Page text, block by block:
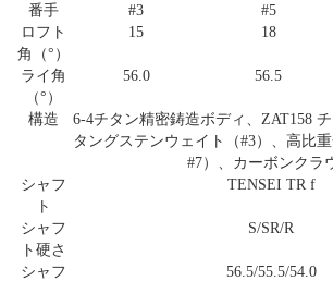
番手 #3 #5
ロフト
角（°）
15 18
ライ角
（°）
56.0 56.5
構造
6-4チタン精密鋳造ボディ、ZAT158
タングステンウェイト（#3）、高比重
#7）、カーボンクラ
シャフ
ト
TENSEI TR f
シャフ
ト硬さ
S/SR/R
シャフ
56.5/55.5/54.0